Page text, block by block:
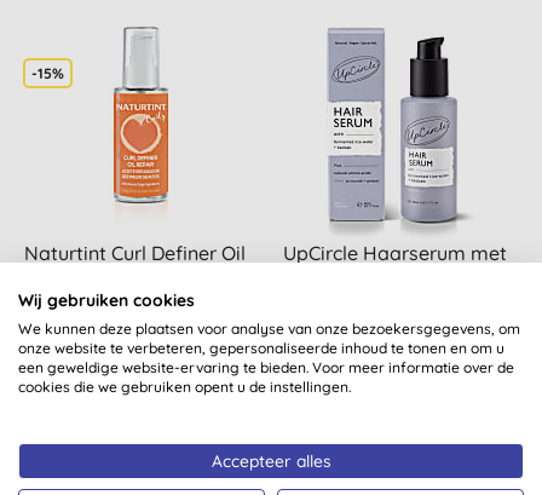
-15%
Naturtint Curl Definer Oil
€ 16,99 KOPEN
UpCircle Haarserum met
€ 29,99
Wij gebruiken cookies
We kunnen deze plaatsen voor analyse van onze bezoekersgegevens, om
onze website te verbeteren, gepersonaliseerde inhoud te tonen en om u
een geweldige website-ervaring te bieden. Voor meer informatie over de
cookies die we gebruiken opent u de instellingen.
Accepteer alles